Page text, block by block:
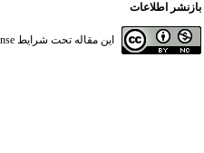
بازنشر اطلاعات
این مقاله تحت شرایط